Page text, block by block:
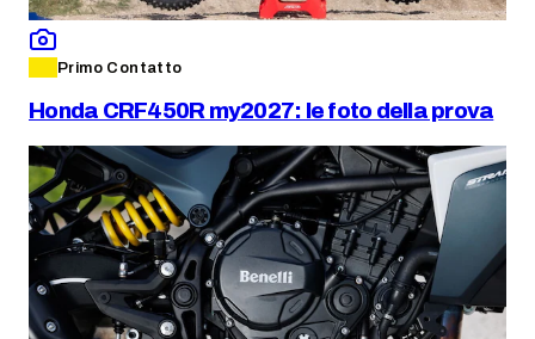
Primo Contatto
Honda CRF450R my2027: le foto della prova